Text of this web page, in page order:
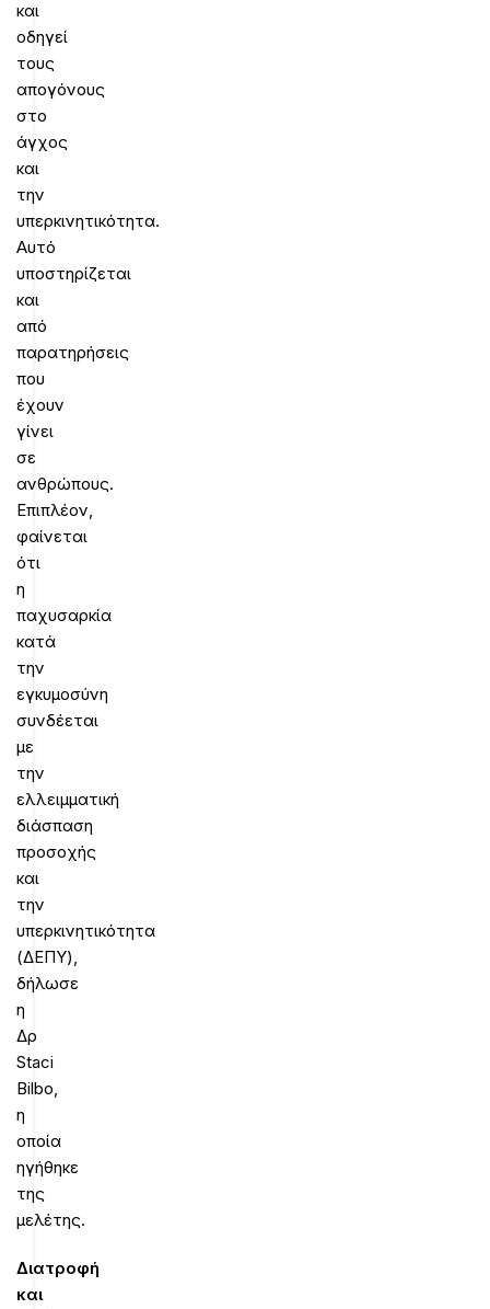
και
οδηγεί
τους
απογόνους
στο
άγχος
και
την
υπερκινητικότητα.
Αυτό
υποστηρίζεται
και
από
παρατηρήσεις
που
έχουν
γίνει
σε
ανθρώπους.
Επιπλέον,
φαίνεται
ότι
η
παχυσαρκία
κατά
την
εγκυμοσύνη
συνδέεται
με
την
ελλειμματική
διάσπαση
προσοχής
και
την
υπερκινητικότητα
(ΔΕΠΥ),
δήλωσε
η
Δρ
Staci
Bilbo,
η
οποία
ηγήθηκε
της
μελέτης.
Διατροφή
και